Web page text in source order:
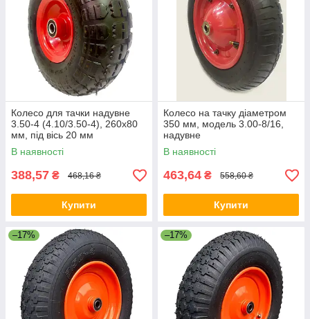
Колесо для тачки надувне
3.50-4 (4.10/3.50-4), 260х80
мм, під вісь 20 мм
В наявності
388,57 ₴ 468,16 ₴
Купити
Колесо на тачку діаметром
350 мм, модель 3.00-8/16,
надувне
В наявності
463,64 ₴ 558,60 ₴
Купити
–17% –17%